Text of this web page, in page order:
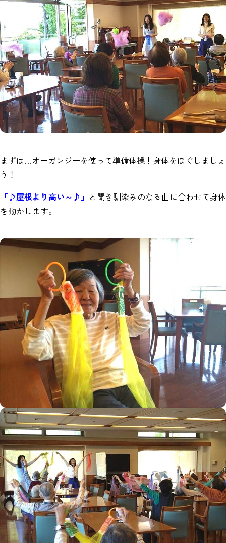
まずは…オーガンジーを使って準備体操！身体をほぐしましょ
う！
「♪屋根より高い～♪」 と聞き馴染みのなる曲に合わせて身体
を動かします。